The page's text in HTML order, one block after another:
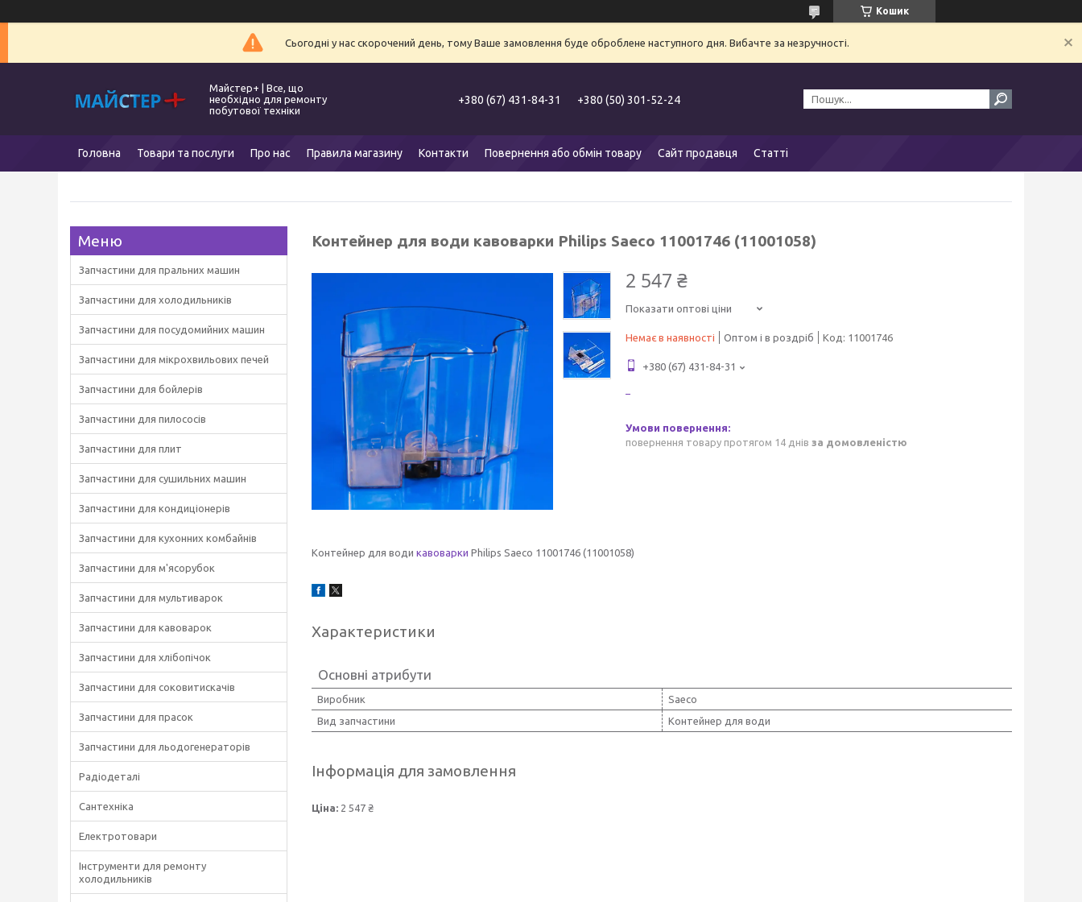
Кошик
Сьогодні у нас скорочений день, тому Ваше замовлення буде оброблене наступного дня. Вибачте за незручності.
Майстер+ | Все, що
необхідно для ремонту
побутової техніки
+380 (67) 431-84-31 +380 (50) 301-52-24
Головна Товари та послуги Про нас Правила магазину Контакти Повернення або обмін товару Сайт продавця Статті
Контейнер для води кавоварки Philips Saeco 11001746 (11001058)
2 547 ₴
Показати оптові ціни
Немає в наявності Оптом і в роздріб Код: 11001746
+380 (67) 431-84-31
повернення товару протягом 14 днів за домовленістю
Контейнер для води кавоварки Philips Saeco 11001746 (11001058)
Характеристики
Основні атрибути
Виробник
Saeco
Вид запчастини
Контейнер для води
Інформація для замовлення
Ціна: 2 547 ₴
Запчастини для пральних машин
Запчастини для холодильників
Запчастини для посудомийних машин
Запчастини для мікрохвильових печей
Запчастини для бойлерів
Запчастини для пилососів
Запчастини для плит
Запчастини для сушильних машин
Запчастини для кондиціонерів
Запчастини для кухонних комбайнів
Запчастини для м'ясорубок
Запчастини для мультиварок
Запчастини для кавоварок
Запчастини для хлібопічок
Запчастини для соковитискачів
Запчастини для прасок
Запчастини для льодогенераторів
Радіодеталі
Сантехніка
Електротовари
Інструменти для ремонту
холодильників